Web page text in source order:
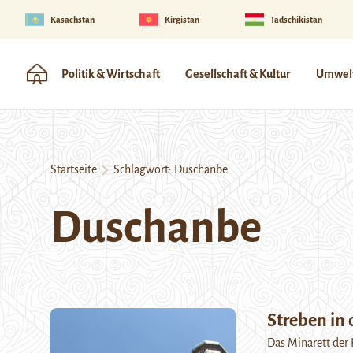
Kasachstan Kirgistan Tadschikistan
Politik & Wirtschaft Gesellschaft & Kultur
Startseite Schlagwort: Duschanbe
Duschanbe
Streben in
Das Minarett der